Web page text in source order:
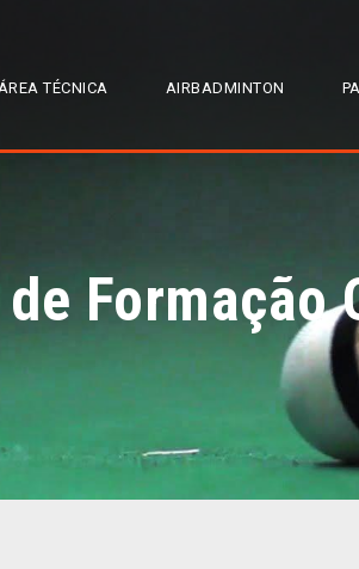
TÉCNICA AIRBADMINTON
Formação